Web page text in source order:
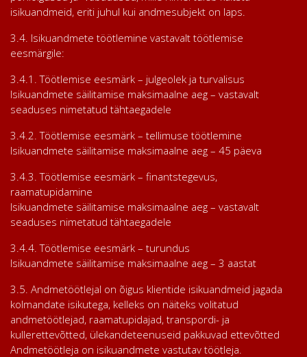
isikuandmeid, eriti juhul kui andmesubjekt on laps.
3.4. Isikuandmete töötlemine vastavalt töötlemise
eesmärgile:
3.4.1. Töötlemise eesmärk – julgeolek ja turvalisus
Isikuandmete säilitamise maksimaalne aeg – vastavalt
seaduses nimetatud tähtaegadele
3.4.2. Töötlemise eesmärk – tellimuse töötlemine
Isikuandmete säilitamise maksimaalne aeg – 45 päeva
3.4.3. Töötlemise eesmärk – finantstegevus,
raamatupidamine
Isikuandmete säilitamise maksimaalne aeg – vastavalt
seaduses nimetatud tähtaegadele
3.4.4. Töötlemise eesmärk – turundus
Isikuandmete säilitamise maksimaalne aeg – 3 aastat
3.5. Andmetöötlejal on õigus klientide isikuandmeid jagada
kolmandate isikutega, kelleks on näiteks volitatud
andmetöötlejad, raamatupidajad, transpordi- ja
kullerettevõtted, ülekandeteenuseid pakkuvad ettevõtted
Andmetöötleja on isikuandmete vastutav töötleja.